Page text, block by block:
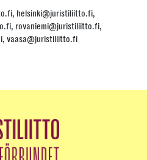
helsinki@juristiliitto.fi,
rovaniemi@juristiliitto.fi,
vaasa@juristiliitto.fi